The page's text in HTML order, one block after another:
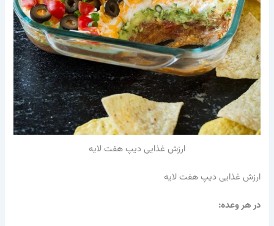
ارزش غذایی دیپ هفت لایه
ارزش غذایی دیپ هفت لایه
در هر وعده: